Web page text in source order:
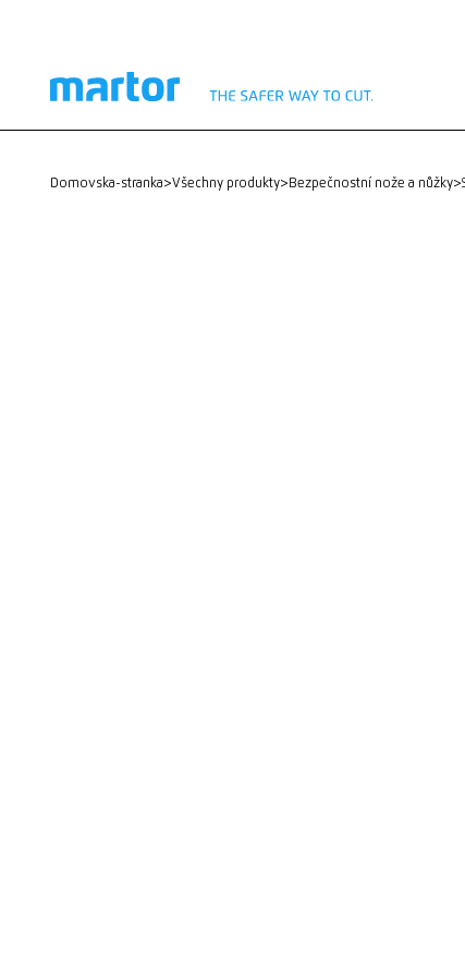
domovska-stranka> Všechny produkty> Bezpečnostní nože a nůžky>